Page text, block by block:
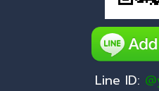
Line ID: